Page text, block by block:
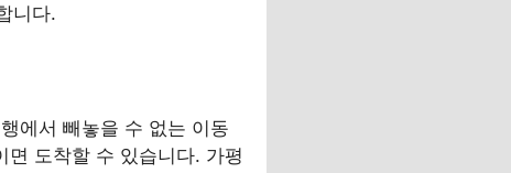
니다.
에서 빼놓을 수 없는 이동
도착할 수 있습니다. 가평